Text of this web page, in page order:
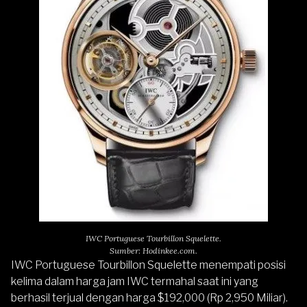
IWC Portuguese Tourbillon Squelette.
Sumber: Hodinkee.com.
IWC Portuguese Tourbillon Squelette menempati posisi
kelima dalam harga jam IWC termahal saat ini yang
berhasil terjual dengan harga $192,000 (Rp 2,950 Miliar).